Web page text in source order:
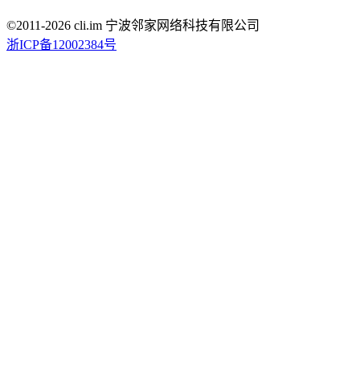
©2011-2026 cli.im 宁波邻家网络科技有限公司
浙ICP备12002384号